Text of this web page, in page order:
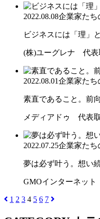
2022.08.08企業家たち
ビジネスには「理」
(株)ユーグレナ 代
2022.08.01企業家たち
素直であること。前
メディアドゥ 代表
2022.07.25企業家たち
夢は必ず叶う。想い
GMOインターネッ
1 2 3 4 5 6 7